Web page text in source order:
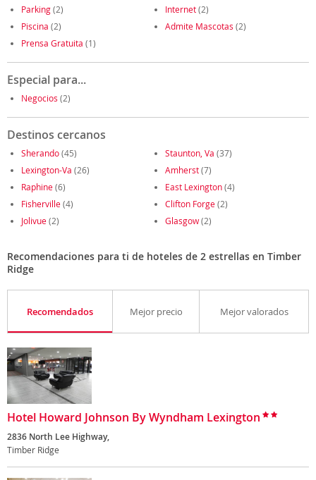
Parking(2) Internet(2)
Piscina (2) Admite Mascotas (2)
Prensa Gratuita (1)
Especial para...
Negocios (2)
Destinos cercanos
Sherando(45) Staunton, Va (37)
Lexington-Va (26) Amherst(7)
Raphine(6) East Lexington(4)
Fisherville(4) Clifton Forge(2)
Jolivue(2) Glasgow(2)
Recomendaciones para ti de hoteles de 2 estrellas en Timber
Ridge
Recomendados Mejor precio Mejor valorados
Hotel Howard Johnson By Wyndham Lexington
2836 North Lee Highway,
Timber Ridge